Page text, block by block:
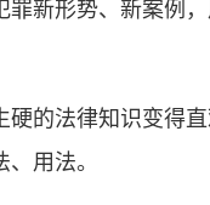
新形势、新案例，
法律知识变得直
用法。